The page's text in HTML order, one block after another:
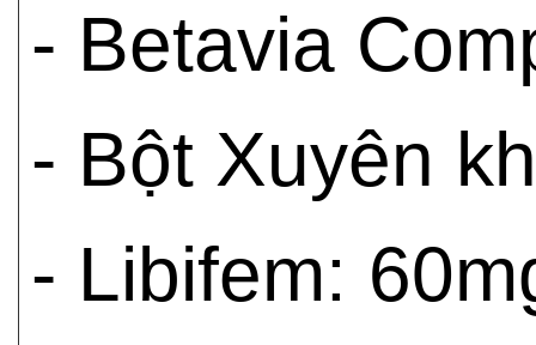
- Betavia
- Bột Xuyên
- Libifem: